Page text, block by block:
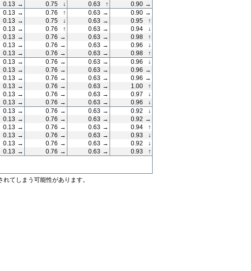
0.13 → 0.75 ↓ 0.63 ↑ 0.90 →
0.13 → 0.76 ↑ 0.63 → 0.90 →
0.13 → 0.75 ↓ 0.63 → 0.95
↑
0.13 → 0.76 ↑ 0.63 → 0.94
↓
0.13 → 0.76 → 0.63 → 0.98
↑
0.13 → 0.76 → 0.63 → 0.96
↓
0.13 → 0.76 → 0.63 → 0.98
↑
0.13 → 0.76 → 0.63 → 0.96
↓
0.13 → 0.76 → 0.63 → 0.96 →
0.13 → 0.76 → 0.63 → 0.96 →
0.13 → 0.76 → 0.63 → 1.00
↑
0.13 → 0.76 → 0.63 → 0.97
↓
0.13 → 0.76 → 0.63 → 0.96
↓
0.13 → 0.76 → 0.63 → 0.92
↓
0.13 → 0.76 → 0.63 → 0.92 →
0.13 → 0.76 → 0.63 → 0.94
↑
0.13 → 0.76 → 0.63 → 0.93
↓
0.13 → 0.76 → 0.63 → 0.92
↓
0.13 → 0.76 → 0.63 → 0.93 ↑
てしまう可能性があります。